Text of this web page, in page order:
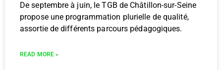
De septembre à juin, le TGB de Châtillon-sur-Seine
propose une programmation plurielle de qualité,
assortie de différents parcours pédagogiques.
READ MORE »